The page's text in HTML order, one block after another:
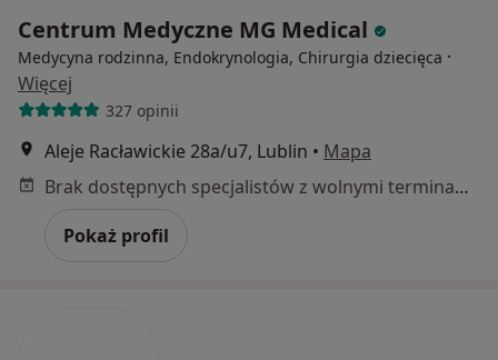
Centrum Medyczne MG Medical
Medycyna rodzinna, Endokrynologia, Chirurgia dziecięca ·
Więcej
327 opinii
Aleje Racławickie 28a/u7, Lublin • Mapa
Brak dostępnych specjalistów z wolnymi terminami w tym centrum medycznym.
Pokaż profil